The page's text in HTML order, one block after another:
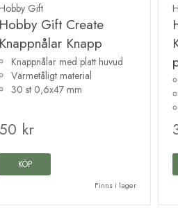
Gift
Hobby Gift Create
Knappnålar Knapp
Knappnålar med platt huvud
Värmetåligt material
30 st 0,6x47 mm
50 kr
KÖP
Finns i lager